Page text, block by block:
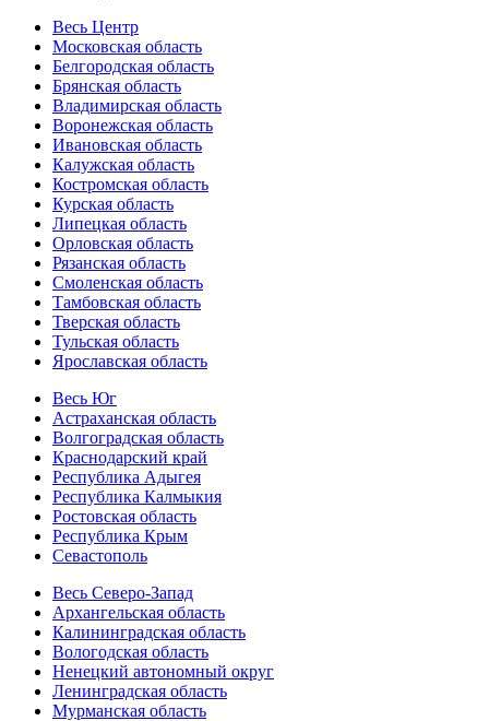
Весь Центр
Московская область
Белгородская область
Брянская область
Владимирская область
Воронежская область
Ивановская область
Калужская область
Костромская область
Курская область
Липецкая область
Орловская область
Рязанская область
Смоленская область
Тамбовская область
Тверская область
Тульская область
Ярославская область
Весь Юг
Астраханская область
Волгоградская область
Краснодарский край
Республика Адыгея
Республика Калмыкия
Ростовская область
Республика Крым
Севастополь
Весь Северо-Запад
Архангельская область
Калининградская область
Вологодская область
Ненецкий автономный округ
Ленинградская область
Мурманская область